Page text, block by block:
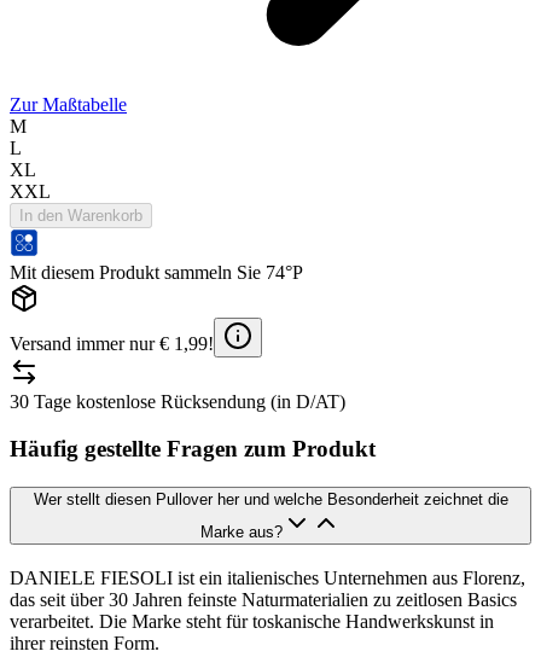
Zur Maßtabelle
M
L
XL
XXL
In den Warenkorb
Mit diesem Produkt sammeln Sie 74°P
Versand immer nur € 1,99!
30 Tage kostenlose Rücksendung (in D/AT)
Häufig gestellte Fragen zum Produkt
Wer stellt diesen Pullover her und welche Besonderheit zeichnet die
Marke aus?
DANIELE FIESOLI ist ein italienisches Unternehmen aus Florenz,
das seit über 30 Jahren feinste Naturmaterialien zu zeitlosen Basics
verarbeitet. Die Marke steht für toskanische Handwerkskunst in
ihrer reinsten Form.